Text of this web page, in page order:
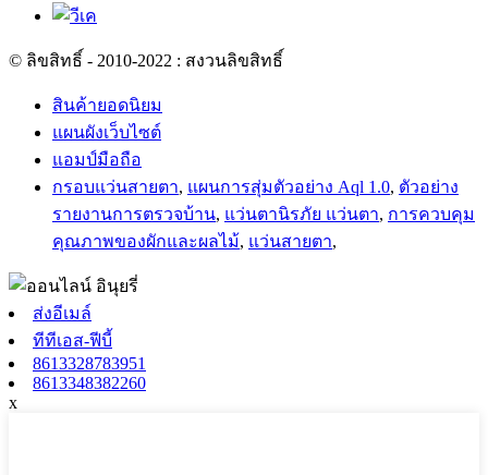
© ลิขสิทธิ์ - 2010-2022 : สงวนลิขสิทธิ์
สินค้ายอดนิยม
แผนผังเว็บไซต์
แอมป์มือถือ
กรอบแว่นสายตา, แผนการสุ่มตัวอย่าง Aql 1.0, ตัวอย่าง
รายงานการตรวจบ้าน, แว่นตานิรภัย แว่นตา, การควบคุม
คุณภาพของผักและผลไม้, แว่นสายตา,
ส่งอีเมล์
ทีทีเอส-ฟีบี้
8613328783951
8613348382260
x